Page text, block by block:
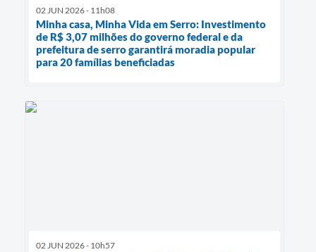
02 JUN 2026 - 11h08
Minha casa, Minha Vida em Serro: Investimento
de R$ 3,07 milhões do governo federal e da
prefeitura de serro garantirá moradia popular
para 20 famílias beneficiadas
02 JUN 2026 - 10h57